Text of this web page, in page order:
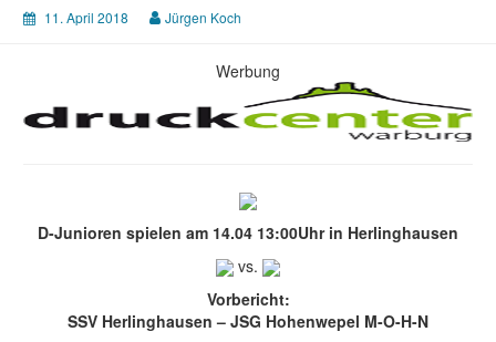
11. April 2018 Jürgen Koch
Werbung
D-Junioren spielen am 14.04 13:00Uhr in Herlinghausen
vs.
Vorbericht:
SSV Herlinghausen – JSG Hohenwepel M-O-H-N